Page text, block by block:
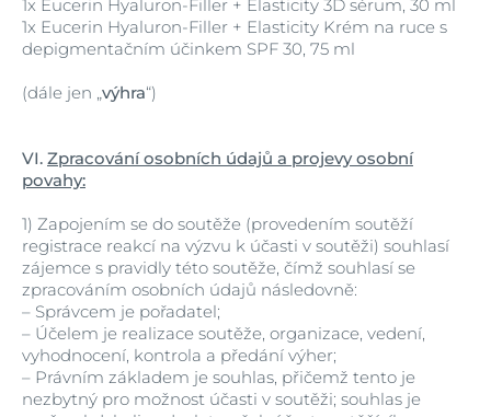
1x Eucerin Hyaluron-Filler + Elasticity 3D sérum, 30 ml
1x Eucerin Hyaluron-Filler + Elasticity Krém na ruce s
depigmentačním účinkem SPF 30, 75 ml
(dále jen „výhra“)
VI. Zpracování osobních údajů a projevy osobní
povahy:
1) Zapojením se do soutěže (provedením soutěží
registrace reakcí na výzvu k účasti v soutěži) souhlasí
zájemce s pravidly této soutěže, čímž souhlasí se
zpracováním osobních údajů následovně:
– Správcem je pořadatel;
– Účelem je realizace soutěže, organizace, vedení,
vyhodnocení, kontrola a předání výher;
– Právním základem je souhlas, přičemž tento je
nezbytný pro možnost účasti v soutěži; souhlas je